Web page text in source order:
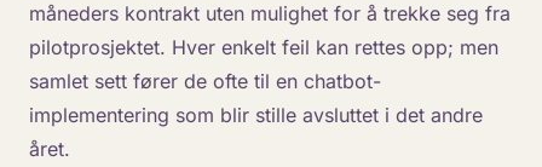
måneders kontrakt uten mulighet for å trekke seg fra
pilotprosjektet. Hver enkelt feil kan rettes opp; men
samlet sett fører de ofte til en chatbot-
implementering som blir stille avsluttet i det andre
året.